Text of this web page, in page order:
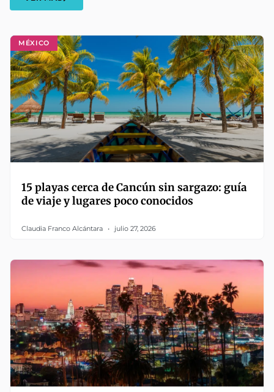
MÉXICO
15 playas cerca de Cancún sin sargazo: guía
de viaje y lugares poco conocidos
Claudia Franco Alcántara julio 27, 2026